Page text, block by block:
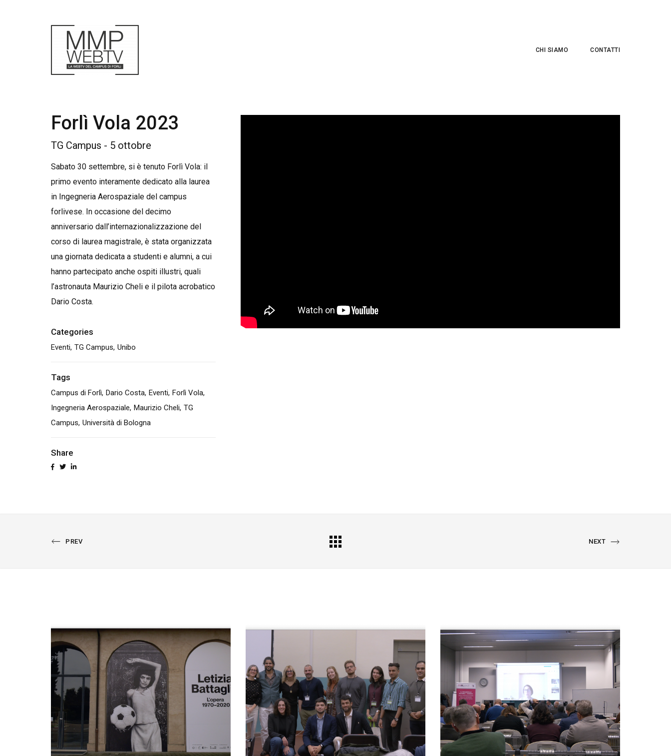
CHI SIAMO CONTATTI
Forlì Vola 2023
TG Campus - 5 ottobre
Sabato 30 settembre, si è tenuto Forlì Vola: il
primo evento interamente dedicato alla laurea
in Ingegneria Aerospaziale del campus
forlivese. In occasione del decimo
anniversario dall’internazionalizzazione del
corso di laurea magistrale, è stata organizzata
una giornata dedicata a studenti e alumni, a cui
hanno partecipato anche ospiti illustri, quali
l’astronauta Maurizio Cheli e il pilota acrobatico
Dario Costa.
Categories
Eventi TG Campus Unibo
Tags
Campus di Forlì Dario Costa Eventi Forlì Vola
Ingegneria Aerospaziale Maurizio Cheli TG
Campus Università di Bologna
Share
PREVIOUS
PREV
All
NEXT
NEXT